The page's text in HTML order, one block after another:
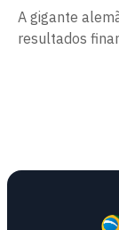
A gigante
resultados